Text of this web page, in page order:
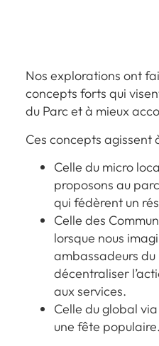
Nos explorations ont
concepts forts qui
du Parc et à mieux
Ces concepts agissent
Celle du micro
proposons au
qui fédèrent un
Celle des
lorsque nous
ambassadeurs du
décentraliser
aux services.
Celle du global
une fête populaire.